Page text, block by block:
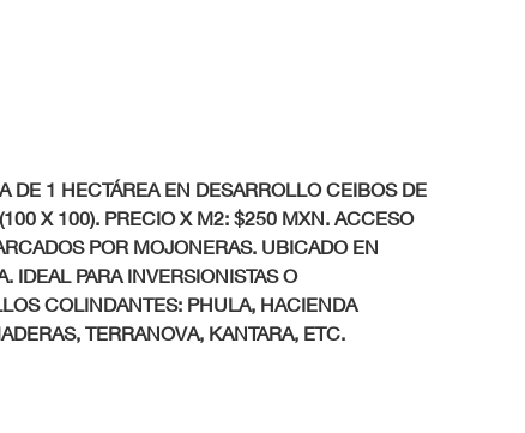
DE 1 HECTÁREA EN DESARROLLO CEIBOS DE
X 100). PRECIO X M2: $250 MXN. ACCESO
POR MOJONERAS. UBICADO EN
IDEAL PARA INVERSIONISTAS O
COLINDANTES: PHULA, HACIENDA
TERRANOVA, KANTARA, ETC.